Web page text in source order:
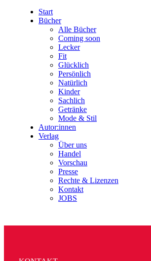
Start
Bücher
Alle Bücher
Coming soon
Lecker
Fit
Glücklich
Persönlich
Natürlich
Kinder
Sachlich
Getränke
Mode & Stil
Autor:innen
Verlag
Über uns
Handel
Vorschau
Presse
Rechte & Lizenzen
Kontakt
JOBS